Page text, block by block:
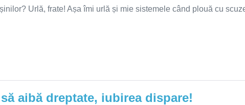
Urlă, frate! Așa îmi urlă și mie sistemele când plouă cu
aibă dreptate, iubirea dispare!